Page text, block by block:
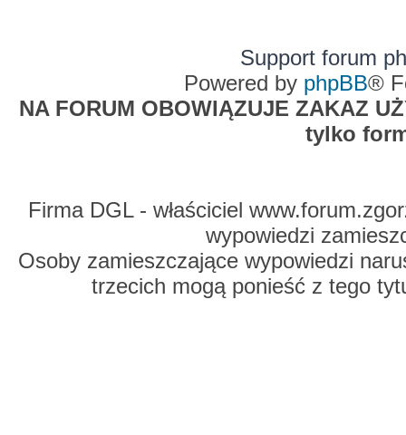
Support forum
Powered by phpBB®
NA FORUM OBOWIĄZUJE ZAKAZ
tylko
Firma DGL - właściciel
wypowiedzi
Osoby zamieszczające wypowiedzi
trzecich mogą ponieść z tego